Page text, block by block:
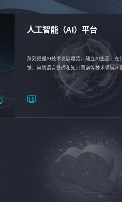
人工智能（AI）平台
深刻把握AI技术发展趋势，建立AI生态，在
觉、自然语言处理和知识图谱等技术领域不
续优化企业数智化转型加速器